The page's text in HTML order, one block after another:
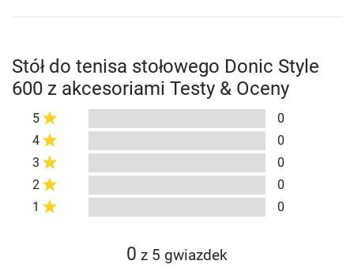
Stół do tenisa stołowego Donic Style
600 z akcesoriami Testy & Oceny
5
0
4
0
3
0
2
0
1
0
0 z 5 gwiazdek